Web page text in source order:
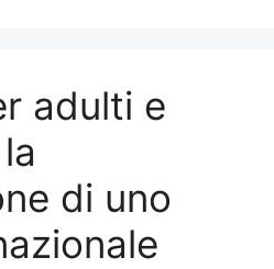
adulti e
di uno